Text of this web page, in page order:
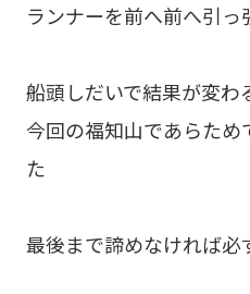
ランナーを前へ前へ引っ
船頭しだいで結果が変わ
今回の福知山であらた
た
最後まで諦めなければ必